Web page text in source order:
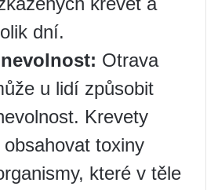
dní.
Otrava
u lidí způsobit
Krevety
toxiny
které v těle